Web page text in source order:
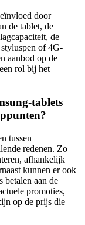
door
de tablet, de
de
styluspen of 4G-
aanbod op de
rol bij het
tablets
tussen
redenen. Zo
afhankelijk
kunnen er ook
aan de
promoties,
op de prijs die